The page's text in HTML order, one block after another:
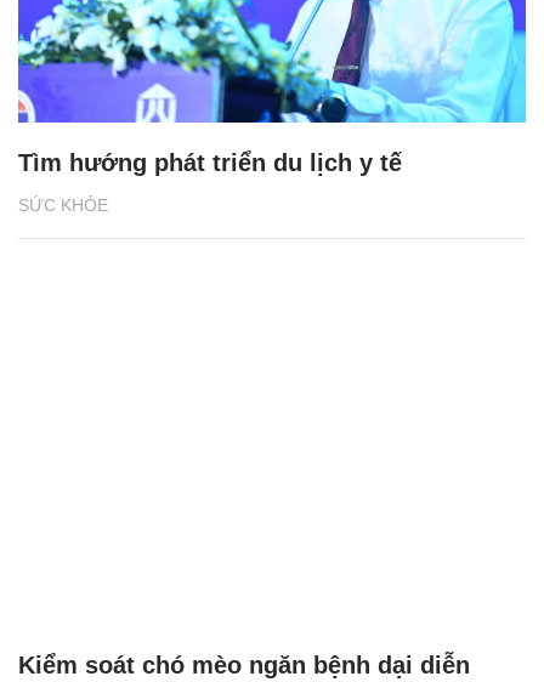
SỨC KHỎE
Tìm hướng phát triển du lịch y tế
Kiểm soát chó mèo ngăn bệnh dại diễn